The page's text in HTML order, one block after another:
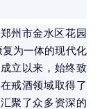
州市金水区花园
为一体的现代化
立以来，始终致
戒酒领域取得了
聚了众多资深的